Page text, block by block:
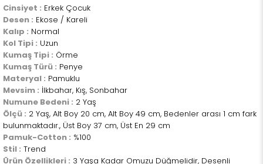
Cinsiyet : Erkek Çocuk
Desen : Ekose / Kareli
Kalıp : Normal
Kol Tipi : Uzun
Kumaş Tipi : Örme
Kumaş Türü : Penye
Materyal : Pamuklu
Mevsim : İlkbahar, Kış, Sonbahar
Numune Bedeni : 2 Yaş
Ölçü : 2 Yaş, Alt Boy 20 cm, Alt Boy 49 cm, Bedenler arası 1 cm fark
bulunmaktadır., Üst Boy 37 cm, Üst En 29 cm
Pamuk-Cotton : %100
Stil : Trend
Ürün Özellikleri : 3 Yaşa Kadar Omuzu Düğmelidir, Desenli